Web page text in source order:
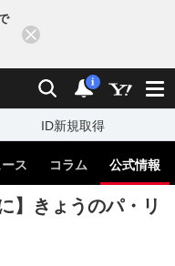
検索 通知
i
ID新規取得
ス コラム 公式情報
】きょうのパ・リ